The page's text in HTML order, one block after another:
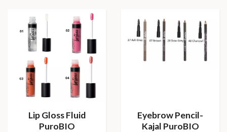
Lip Gloss Fluid
PuroBIO
Eyebrow Pencil-
Kajal PuroBIO